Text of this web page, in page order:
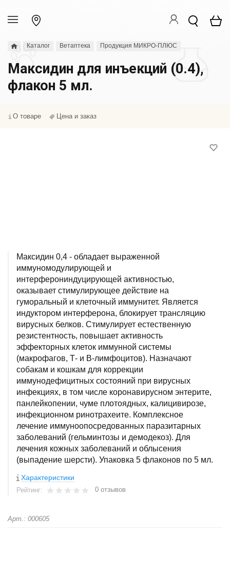
Каталог Ветаптека Продукция МИКРО-ПЛЮС
Максидин для инъекций (0.4),
флакон 5 мл.
О товаре Цена и заказ
Максидин 0,4 - обладает выраженной
иммуномодулирующей и
интерферониндуцирующей активностью,
оказывает стимулирующее действие на
гуморальный и клеточный иммунитет. Является
индуктором интерферона, блокирует трансляцию
вирусных белков. Стимулирует естественную
резистентность, повышает активность
эффекторных клеток иммунной системы
(макрофагов, Т- и В-лимфоцитов). Назначают
собакам и кошкам для коррекции
иммунодефицитных состояний при вирусных
инфекциях, в том числе коронавирусном энтерите,
панлейкопении, чуме плотоядных, калицивирозе,
инфекционном ринотрахеите. Комплексное
лечение иммуноопосредованных паразитарных
заболеваний (гельминтозы и демодекоз). Для
лечения кожных заболеваний и облысения
(выпадение шерсти). Упаковка 5 флаконов по 5 мл.
Характеристики
Рейтинг: 0 отзывов
Арт.: 000605